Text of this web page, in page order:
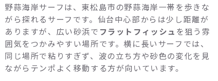
野蒜海岸サーフは、東松島市の野蒜海岸一帯を歩きな
がら探れるサーフです。仙台中心部からは少し距離が
ありますが、広い砂浜で フラットフィッシュ を狙う雰
囲気をつかみやすい場所です。横に長いサーフでは、
同じ場所で粘りすぎず、波の立ち方や砂色の変化を見
ながらテンポよく移動する方が向いています。